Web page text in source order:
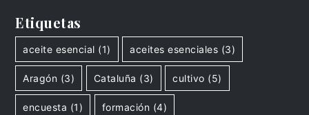
Etiquetas
aceite esencial (1) aceites esenciales (3)
Aragón (3) Cataluña (3) cultivo (5)
encuesta (1) formación (4)